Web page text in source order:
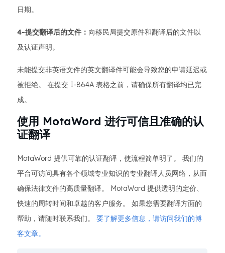
日期。
4-提交翻译后的文件： 向移民局提交原件和翻译后的文件以
及认证声明。
未能提交非英语文件的英文翻译件可能会导致您的申请延迟或
被拒绝。 在提交 I-864A 表格之前，请确保所有翻译均已完
成。
使用 MotaWord 进行可信且准确的认
证翻译
MotaWord 提供可靠的认证翻译，使流程简单明了。 我们的
平台可访问具有各个领域专业知识的专业翻译人员网络，从而
确保法律文件的高质量翻译。 MotaWord 提供透明的定价、
快速的周转时间和卓越的客户服务。 如果您需要翻译方面的
帮助，请随时联系我们。 要了解更多信息，请访问我们的博
客文章。